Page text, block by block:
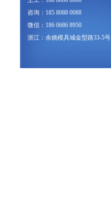
咨询：185 8088 0088
微信：186 0686 8950
浙江：余姚模具城金型路33-5号